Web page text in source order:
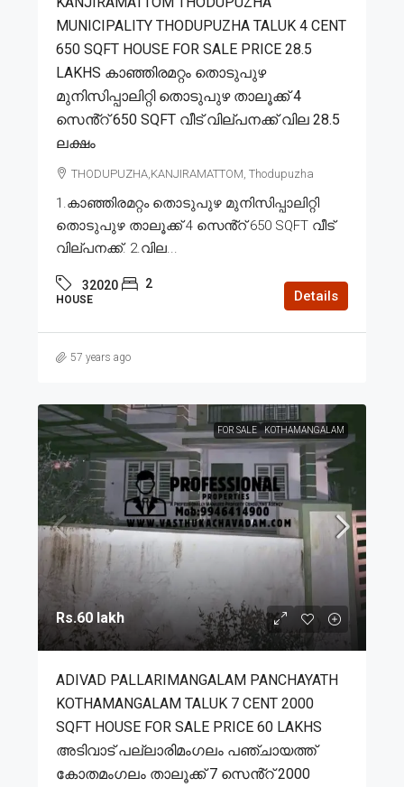
MUNICIPALITY THODUPUZHA TALUK 4 CENT
650 SQFT HOUSE FOR SALE PRICE 28.5
LAKHS കാഞ്ഞിരമറ്റം തൊടുപുഴ
മുനിസിപ്പാലിറ്റി തൊടുപുഴ താലൂക്ക് 4
സെൻ്റ് 650 SQFT വീട് വില്പനക്ക് വില 28.5
ലക്ഷം
THODUPUZHA,KANJIRAMATTOM, Thodupuzha
1.കാഞ്ഞിരമറ്റം തൊടുപുഴ മുനിസിപ്പാലിറ്റി
തൊടുപുഴ താലൂക്ക് 4 സെൻ്റ് 650 SQFT വീട്
വില്പനക്ക്. 2.വില...
32020 2
HOUSE Details
57 years ago
FOR SALE KOTHAMANGALAM
Rs.60 lakh
ADIVAD PALLARIMANGALAM PANCHAYATH
KOTHAMANGALAM TALUK 7 CENT 2000
SQFT HOUSE FOR SALE PRICE 60 LAKHS
അടിവാട് പല്ലാരിമംഗലം പഞ്ചായത്ത്
കോതമംഗലം താലൂക്ക് 7 സെൻ്റ് 2000